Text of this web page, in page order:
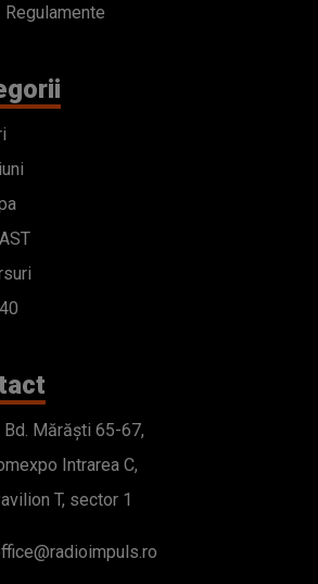
Regulamente
Bd. Mărăști 65-67,
Intrarea C,
T, sector 1